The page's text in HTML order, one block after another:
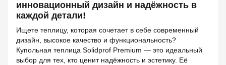
инновационный дизайн и надёжность в
каждой детали!
Ищете теплицу, которая сочетает в себе современный
дизайн, высокое качество и функциональность?
Купольная теплица Solidprof Premium — это идеальный
выбор для тех, кто ценит надёжность и эстетику. Её